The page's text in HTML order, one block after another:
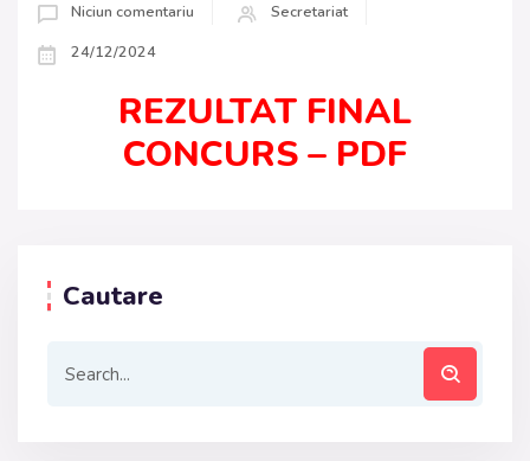
Niciun comentariu
Secretariat
24/12/2024
REZULTAT FINAL
CONCURS – PDF
Cautare